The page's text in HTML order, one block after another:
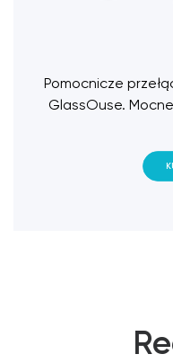
Pomocnicze
GlassOuse.